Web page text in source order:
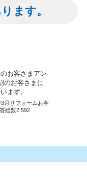
ます。
お客さまアン
のお客さまに
ます。
月リフォームお客
総数2,592